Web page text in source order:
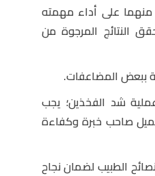
على أداء مهمته
النتائج المرجوة من
ببعض المضاعفات.
شد الفخذين؛ يجب
صاحب خبرة وكفاءة
الطبيب لضمان نجاح